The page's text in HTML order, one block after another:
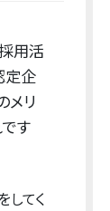
用活
定企
メリ
す
てく